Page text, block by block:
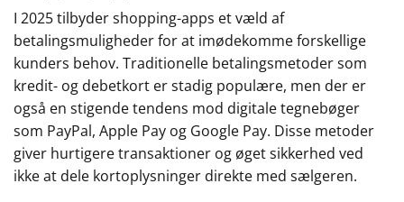
I 2025 tilbyder shopping-apps et væld af
betalingsmuligheder for at imødekomme forskellige
kunders behov. Traditionelle betalingsmetoder som
kredit- og debetkort er stadig populære, men der er
også en stigende tendens mod digitale tegnebøger
som PayPal, Apple Pay og Google Pay. Disse metoder
giver hurtigere transaktioner og øget sikkerhed ved
ikke at dele kortoplysninger direkte med sælgeren.